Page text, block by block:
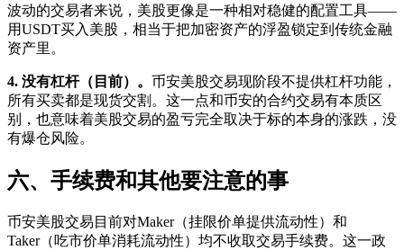
波动的交易者来说，美股更像是一种相对稳健的配置工具——
用USDT买入美股，相当于把加密资产的浮盈锁定到传统金融
资产里。
4. 没有杠杆（目前）。 币安美股交易现阶段不提供杠杆功能，
所有买卖都是现货交割。这一点和币安的合约交易有本质区
别，也意味着美股交易的盈亏完全取决于标的本身的涨跌，没
有爆仓风险。
六、手续费和其他要注意的事
币安美股交易目前对Maker（挂限价单提供流动性）和
Taker（吃市价单消耗流动性）均不收取交易手续费。这一政